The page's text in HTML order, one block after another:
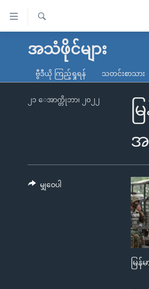
လွယ်ကူ
သည့်
မူလစာမျက်နှာ
ကမ္ဘာ့သတင်းများ
နိုင်ငံတကာ
မကြေးမုံရဲ့ အင်္ဂလိပ်စာ
ရေဒီယို
ရေဒီယိုနှင့်ရုပ်သံ အချက်အလက်များ
ရ
အသံဖိုင်များ
ဗွီဒီယို ကြည့်ရှုရန် သတင်းစာသား
အ
၂၁ ေအာက္တိုဘာ၊ ၂၀၂၂
မြ
မျှဝေပါ